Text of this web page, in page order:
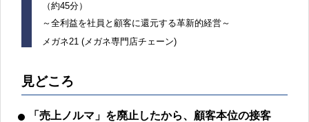
（約45分）
～全利益を社員と顧客に還元する革新的経営～
メガネ21 (メガネ専門店チェーン)
見どころ
「売上ノルマ」を廃止したから、顧客本位の接客